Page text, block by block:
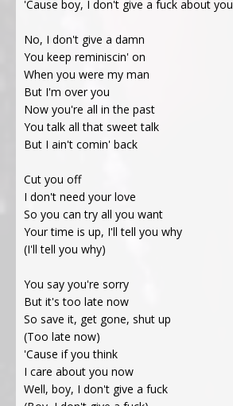
'Cause boy, I don't give a fuck about you
No, I don't give a damn
You keep reminiscin' on
When you were my man
But I'm over you
Now you're all in the past
You talk all that sweet talk
But I ain't comin' back
Cut you off
I don't need your love
So you can try all you want
Your time is up, I'll tell you why
(I'll tell you why)
You say you're sorry
But it's too late now
So save it, get gone, shut up
(Too late now)
'Cause if you think
I care about you now
Well, boy, I don't give a fuck